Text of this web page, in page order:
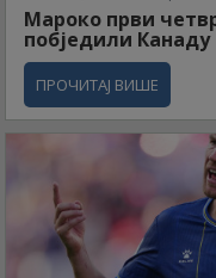
Мароко први
побједили Канаду
ПРОЧИТАЈ ВИШЕ